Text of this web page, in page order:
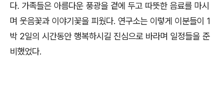
다. 가족들은 아름다운 풍광을 곁에 두고 따뜻한 음료를 마시
며 웃음꽃과 이야기꽃을 피웠다. 연구소는 이렇게 이분들이 1
박 2일의 시간동안 행복하시길 진심으로 바라며 일정들을 준
비했었다.